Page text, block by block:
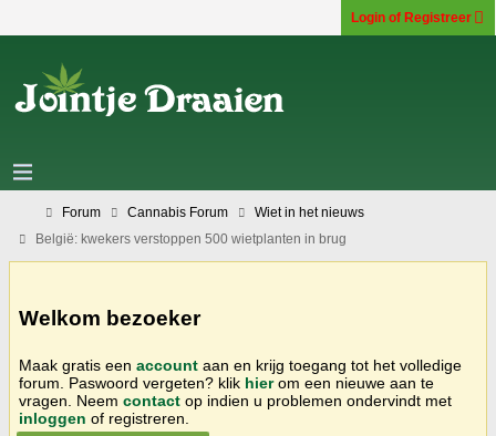
Login of Registreer
Forum Cannabis Forum
Wiet in het nieuws
België: kwekers verstoppen 500 wietplanten in brug
Welkom bezoeker
Maak gratis een account aan en krijg toegang tot het volledige
forum. Paswoord vergeten? klik hierom een nieuwe aan te
vragen. Neem contact op indien u problemen ondervindt met
inloggen of registreren.